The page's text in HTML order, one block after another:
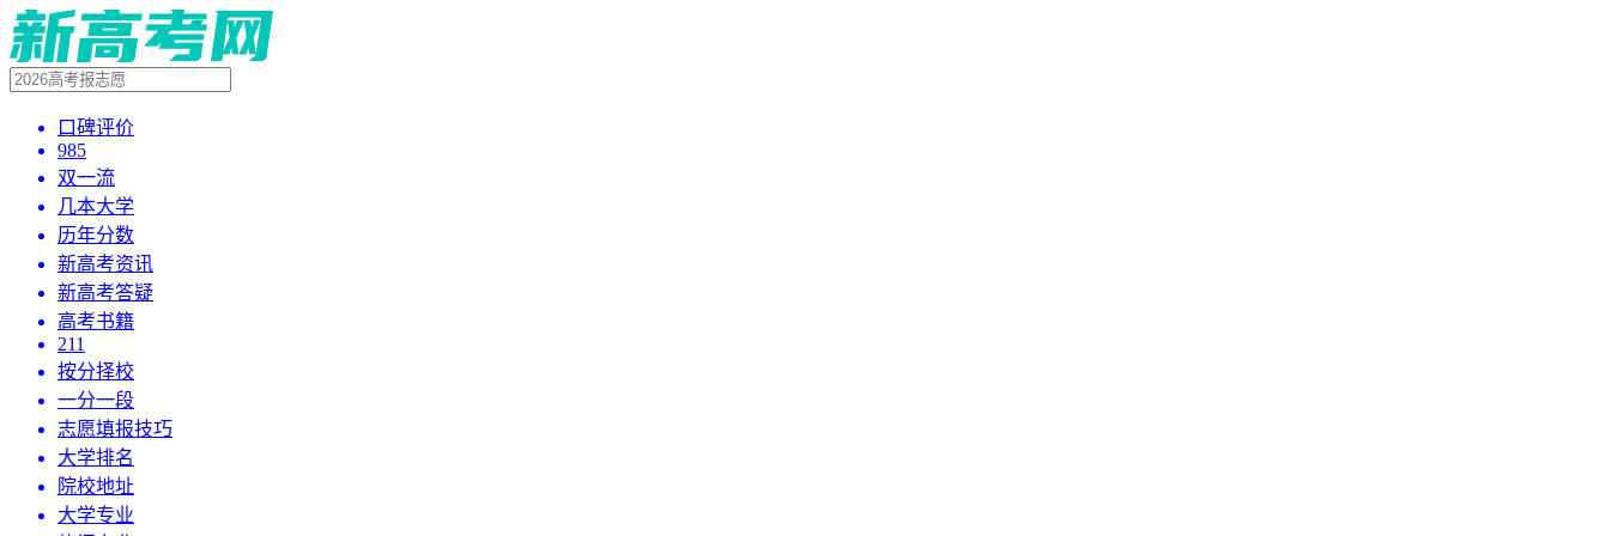
口碑评价
985
双一流
几本大学
历年分数
新高考资讯
新高考答疑
高考书籍
211
按分择校
一分一段
志愿填报技巧
大学排名
院校地址
大学专业